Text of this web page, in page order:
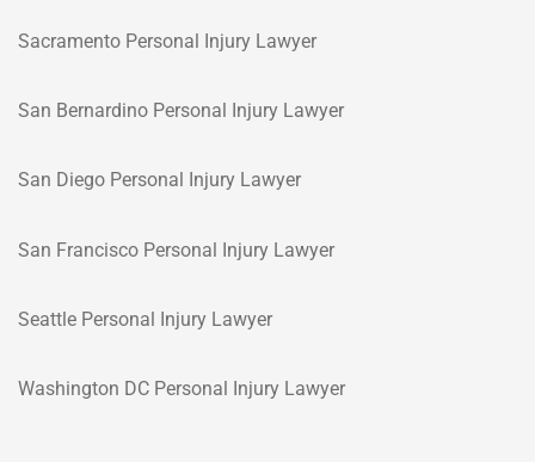
Sacramento Personal Injury Lawyer
San Bernardino Personal Injury Lawyer
San Diego Personal Injury Lawyer
San Francisco Personal Injury Lawyer
Seattle Personal Injury Lawyer
Washington DC Personal Injury Lawyer